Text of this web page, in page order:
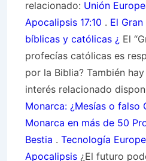
relacionado: Unión
Apocalipsis 17:10 . El
bíblicas y católicas ¿ El
profecías católicas es
por la Biblia? También
interés relacionado
Monarca: ¿Mesías o falso
Monarca en más de 50
Bestia . Tecnología
Apocalipsis ¿El futuro